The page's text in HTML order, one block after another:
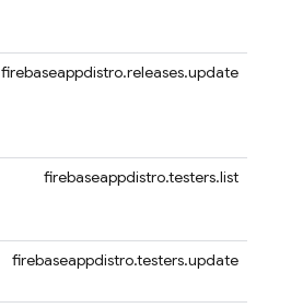
firebaseappdistro.releases.update
firebaseappdistro.testers.list
firebaseappdistro.testers.update